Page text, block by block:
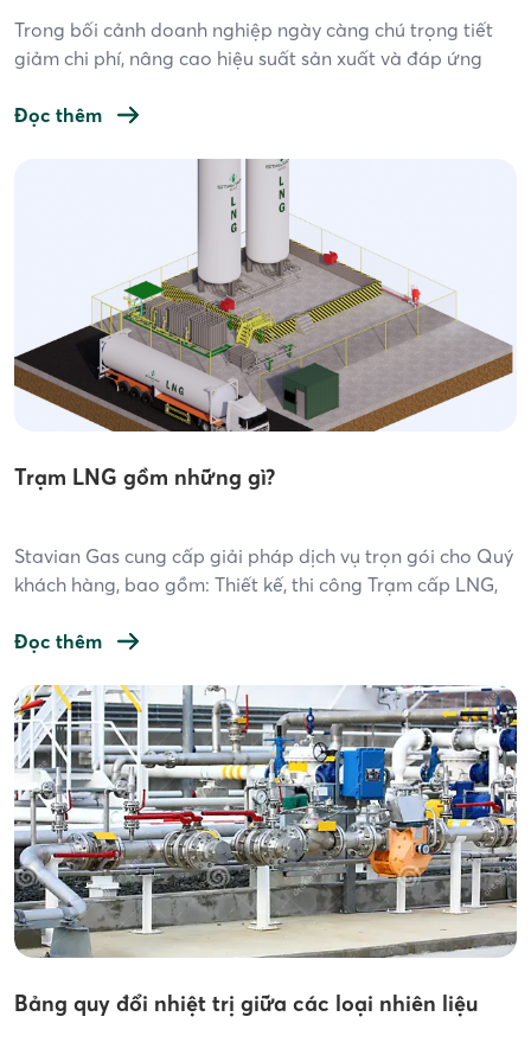
BÊN
Trong bối cảnh doanh nghiệp ngày càng chú trọng tiết
giảm chi phí, nâng cao hiệu suất sản xuất và đáp ứng
nhiên hóa lỏng (LNG) nổi lên như một trong những giải
Đọc thêm
Trạm LNG gồm những gì?
Stavian Gas cung cấp giải pháp dịch vụ trọn gói cho Quý
khách hàng, bao gồm: Thiết kế, thi công Trạm cấp LNG,
tầng quan trọng trong ngành công nghiệp khí, phục vụ
Đọc thêm
Bảng quy đổi nhiệt trị giữa các loại nhiên liệu